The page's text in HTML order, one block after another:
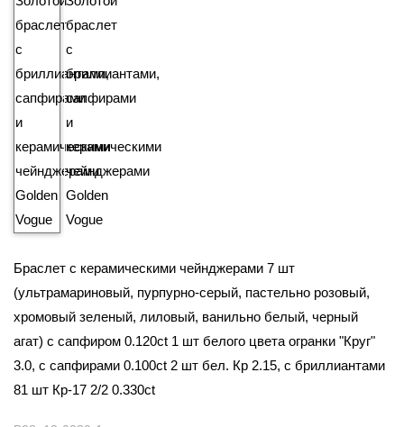
Браслет с керамическими чейнджерами 7 шт
(ультрамариновый, пурпурно-серый, пастельно розовый,
хромовый зеленый, лиловый, ванильно белый, черный
агат) с сапфиром 0.120ct 1 шт белого цвета огранки "Круг"
3.0, с сапфирами 0.100ct 2 шт бел. Кр 2.15, с бриллиантами
81 шт Кр-17 2/2 0.330ct
139 990